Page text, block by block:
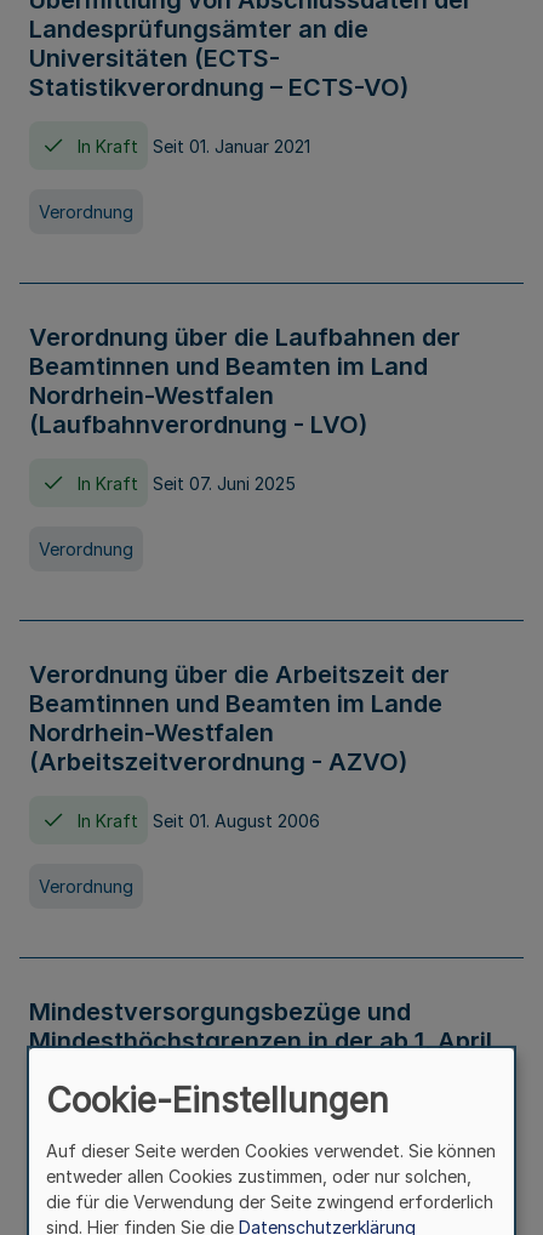
Landesprüfungsämter an die
Universitäten (ECTS-
Statistikverordnung – ECTS-VO)
In Kraft Seit 01. Januar 2021
Verordnung
Verordnung über die Laufbahnen der
Beamtinnen und Beamten im Land
Nordrhein-Westfalen
(Laufbahnverordnung - LVO)
In Kraft Seit 07. Juni 2025
Verordnung
Verordnung über die Arbeitszeit der
Beamtinnen und Beamten im Lande
Nordrhein-Westfalen
(Arbeitszeitverordnung - AZVO)
In Kraft Seit 01. August 2006
Verordnung
Mindestversorgungsbezüge und
Mindesthöchstgrenzen in der ab 1. April
Verwaltungsvorschrift
Cookie-Einstellungen
Auf dieser Seite werden Cookies verwendet. Sie können
entweder allen Cookies zustimmen, oder nur solchen,
die für die Verwendung der Seite zwingend erforderlich
sind. Hier finden Sie die Datenschutzerklärung